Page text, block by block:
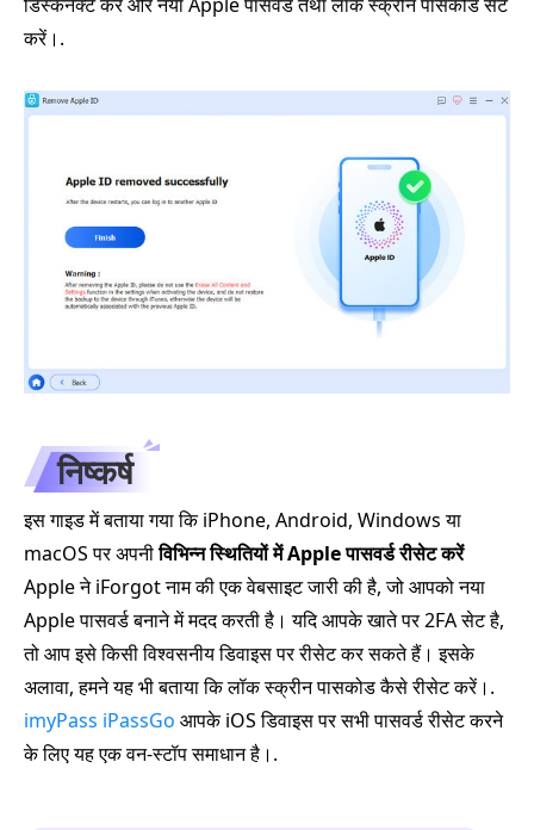
करें।.
निष्कर्ष
इस गाइड में बताया गया कि iPhone, Android, Windows या
macOS पर अपनीविभिन्न स्थितियों में Apple पासवर्ड रीसेट करें
Apple ने iForgot नाम की एक वेबसाइट जारी की है, जो आपको नया
Apple पासवर्ड बनाने में मदद करती है। यदि आपके खाते पर 2FA सेट है,
तो आप इसे किसी विश्वसनीय डिवाइस पर रीसेट कर सकते हैं। इसके
अलावा, हमने यह भी बताया कि लॉक स्क्रीन पासकोड कैसे रीसेट करें।.
imyPass iPassGo आपके iOS डिवाइस पर सभी पासवर्ड रीसेट करने
के लिए यह एक वन‑स्टॉप समाधान है।.